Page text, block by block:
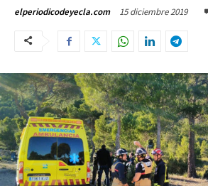
elperiodicodeyecla.com 15 diciembre 2019